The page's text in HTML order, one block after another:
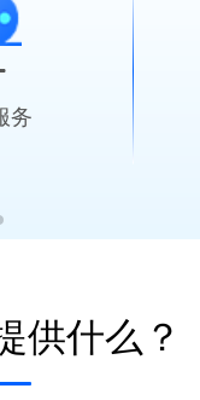
务
从创意到成
双驱动
供什么？